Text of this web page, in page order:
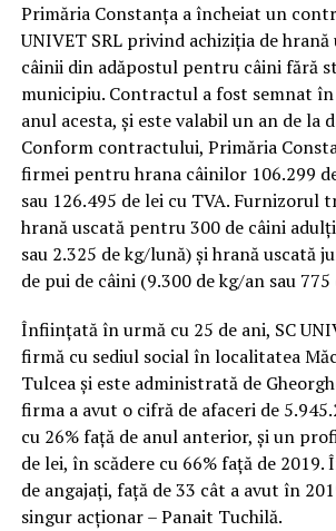
Primăria Constanța a încheiat un
UNIVET SRL privind achiziția de
câinii din adăpostul pentru câini fără
municipiu. Contractul a fost semnat
anul acesta, și este valabil un an de la
Conform contractului, Primăria
firmei pentru hrana câinilor 106.299
sau 126.495 de lei cu TVA. Furnizorul
hrană uscată pentru 300 de câini
sau 2.325 de kg/lună) și hrană uscată
de pui de câini (9.300 de kg/an sau
Înființată în urmă cu 25 de ani, SC
firmă cu sediul social în localitatea
Tulcea și este administrată de
firma a avut o cifră de afaceri de
cu 26% față de anul anterior, și un
de lei, în scădere cu 66% față de 2019.
de angajați, față de 33 cât a avut în
singur acționar – Panait Tuchilă.